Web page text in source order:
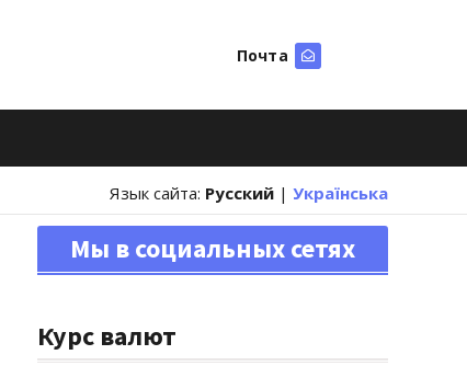
Почта
Язык сайта: Русский | Українська
Мы в социальных сетях
Курс валют